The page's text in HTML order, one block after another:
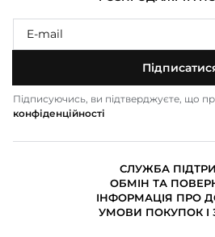
Підписуючись, ви підтверджуєте, що
конфіденційності
СЛУЖБА
ОБМІН ТА
ІНФОРМАЦІЯ ПРО
УМОВИ ПОКУПОК І